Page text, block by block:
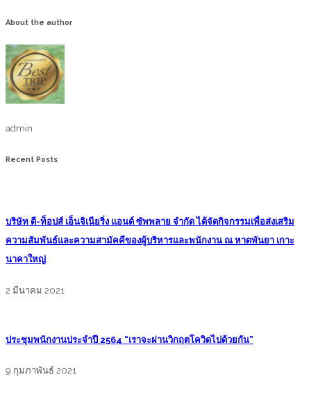
About the author
admin
Recent Posts
บริษัท ดี-ท็อปส์ เอ็นจิเนียริ่ง แอนด์ ซัพพลาย จำกัด ได้จัดกิจกรรมเพื่อส่งเสริม
ความสัมพันธ์และความสามัคคีของผู้บริหารและพนักงาน ณ หาดพันยา เกาะ
นาคาใหญ่
2 มีนาคม 2021
ประชุมพนักงานประจำปี 2564 “เราจะผ่านวิกฤตโควิดไปด้วยกัน”
9 กุมภาพันธ์ 2021